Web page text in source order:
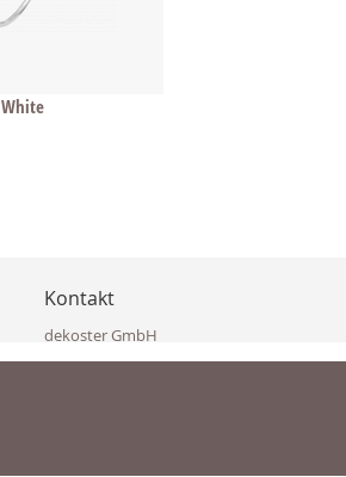
Kontakt
dekoster GmbH
Eisenkappler Str. 10